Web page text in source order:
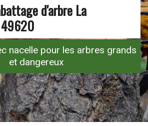
d'arbre La
49620
nacelle pour les arbres grands
et dangereux